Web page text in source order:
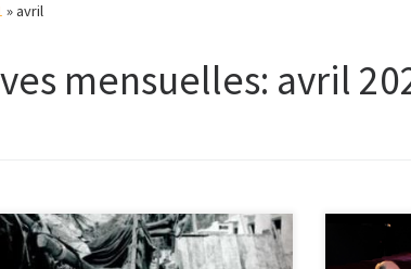
»avril
mensuelles: avril